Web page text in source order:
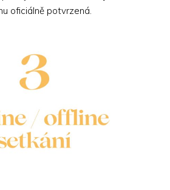
oficiálně potvrzená.